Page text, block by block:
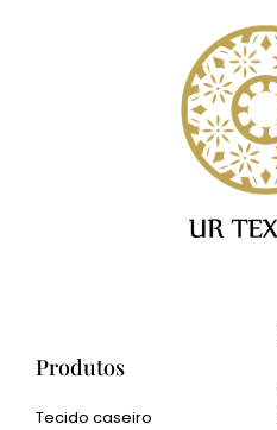
Produtos
Tecido caseiro